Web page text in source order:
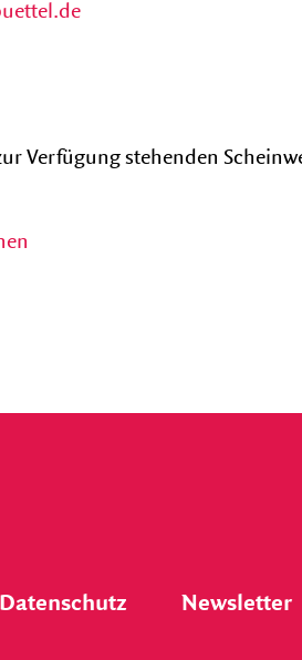
Verfügung stehenden
Datenschutz Newsletter